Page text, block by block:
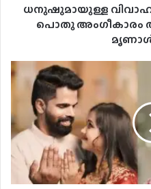
ധനുഷുമായുള്ള
പൊതു അംഗീകാരം
മൃണാൾ